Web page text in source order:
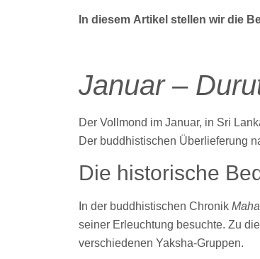
In diesem Artikel stellen wir die
Januar –
Der Vollmond im Januar, in Sri
Der buddhistischen Überlieferung
Die historische
In der buddhistischen Chronik
seiner Erleuchtung besuchte. Zu
verschiedenen Yaksha-Gruppen.